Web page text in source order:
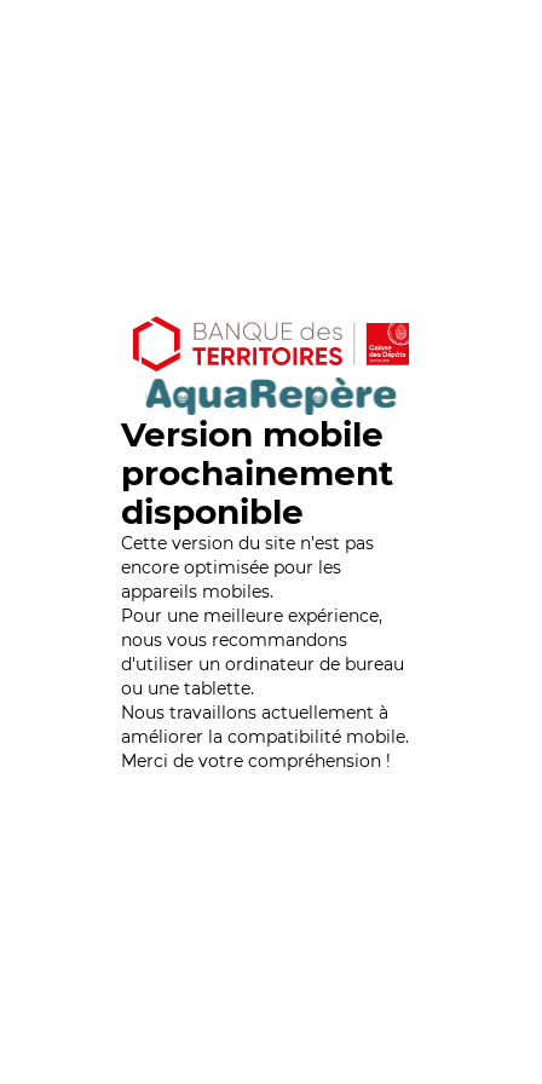
Version mobile
prochainement
disponible
Cette version du site n’est pas
encore optimisée pour les
appareils mobiles.
Pour une meilleure expérience,
nous vous recommandons
d'utiliser un ordinateur de bureau
ou une tablette.
Nous travaillons actuellement à
améliorer la compatibilité mobile.
Merci de votre compréhension !